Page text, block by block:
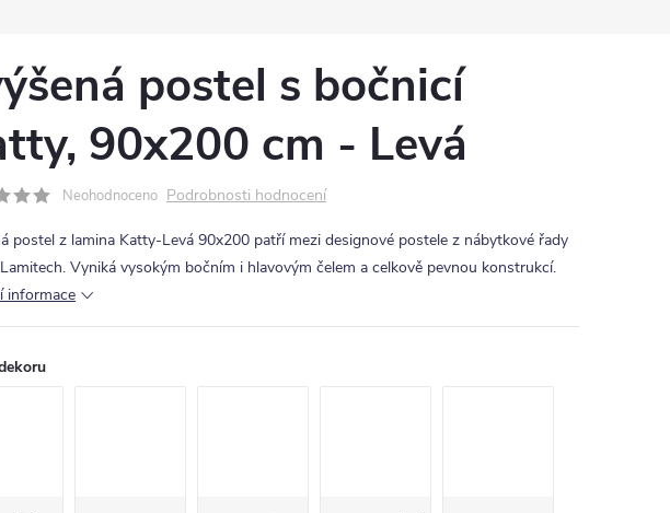
postel s bočnicí
90x200 cm - Levá
Neohodnoceno Podrobnosti hodnocení
postel z lamina Katty-Levá 90x200 patří mezi designové postele z nábytkové řady
Vyniká vysokým bočním i hlavovým čelem a celkově pevnou konstrukcí.
informace